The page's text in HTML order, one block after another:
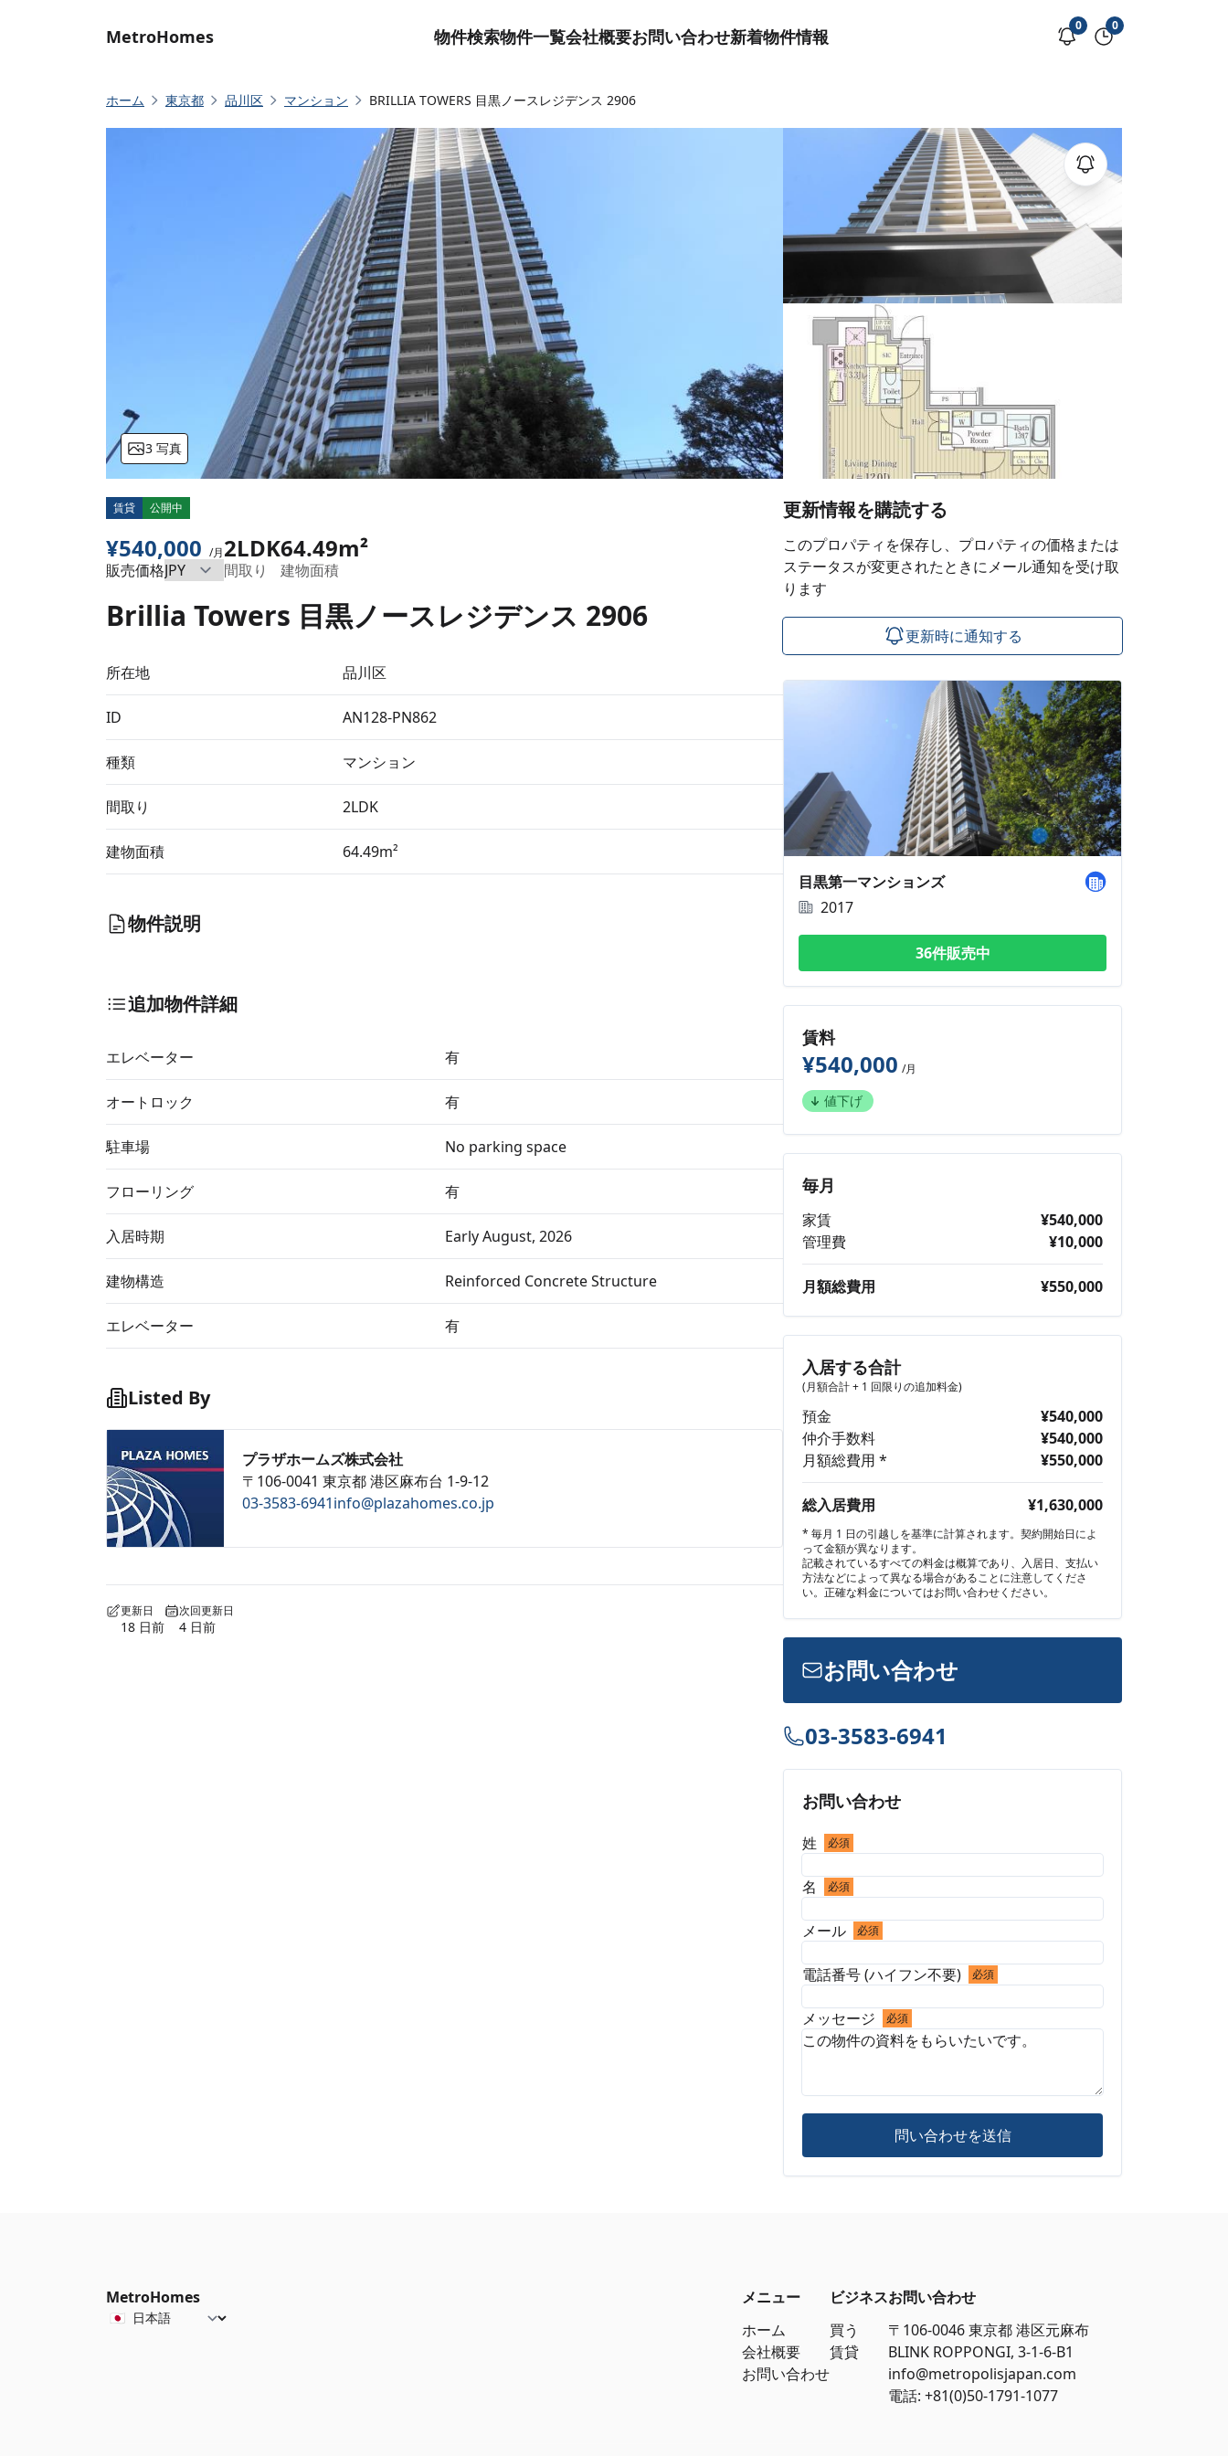
MetroHomes 物件検索物件一覧会社概要お問い合わせ新着物件情報
0 0
ホーム 東京都 品川区 マンション BRILLIA TOWERS 目黒ノースレジデンス 2906
3 写真
賃貸 公開中
¥540,000 /月
販売価格
2LDK
間取り
64.49m²
建物面積
Brillia Towers 目黒ノースレジデンス 2906
所在地 品川区
ID AN128-PN862
種類 マンション
間取り 2LDK
建物面積 64.49m²
物件説明
追加物件詳細
エレベーター 有
オートロック 有
駐車場 No parking space
フローリング 有
入居時期 Early August, 2026
建物構造 Reinforced Concrete Structure
エレベーター 有
Listed By
プラザホームズ株式会社
〒106-0041 東京都 港区麻布台 1-9-12
03-3583-6941info@plazahomes.co.jp
更新日
18 日前
次回更新日
4 日前
更新情報を購読する
このプロパティを保存し、プロパティの価格または
ステータスが変更されたときにメール通知を受け取
ります
更新時に通知する
目黒第一マンションズ
2017
36件販売中
賃料
¥540,000 /月
値下げ
毎月
家賃
¥540,000
管理費
¥10,000
月額総費用 ¥550,000
入居する合計
(月額合計 + 1 回限りの追加料金)
預金
¥540,000
仲介手数料
¥540,000
月額総費用 *
¥550,000
総入居費用 ¥1,630,000
* 毎月 1 日の引越しを基準に計算されます。契約開始日によ
って金額が異なります。
記載されているすべての料金は概算であり、入居日、支払い
方法などによって異なる場合があることに注意してくださ
い。正確な料金についてはお問い合わせください。
お問い合わせ
03-3583-6941
お問い合わせ
姓 必須
名 必須
メール 必須
電話番号 (ハイフン不要) 必須
メッセージ 必須
問い合わせを送信
MetroHomes
メニュー
ホーム
会社概要
お問い合わせ
ビジネス
買う
賃貸
お問い合わせ
〒106-0046 東京都 港区元麻布
BLINK ROPPONGI, 3-1-6-B1
info@metropolisjapan.com
電話: +81(0)50-1791-1077